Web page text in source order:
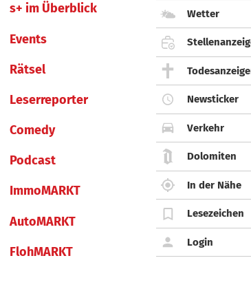
s+ im Überblick
Events
Rätsel
Leserreporter
Comedy
Podcast
ImmoMARKT
AutoMARKT
FlohMARKT
Wetter
Newsticker
Verkehr
Dolomiten
In der Nähe
Lesezeichen
Login